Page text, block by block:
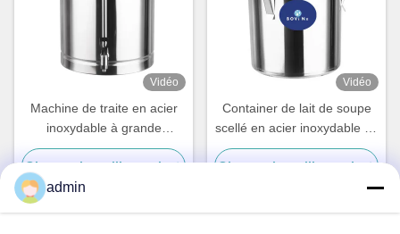
Vidéo
Machine de traite en acier
inoxydable à grande
capacité
Obtenez le meilleur prix
Vidéo
Container de lait de soupe
scellé en acier inoxydable de
grande capacité avec pinces
Obtenez le meilleur prix
admin